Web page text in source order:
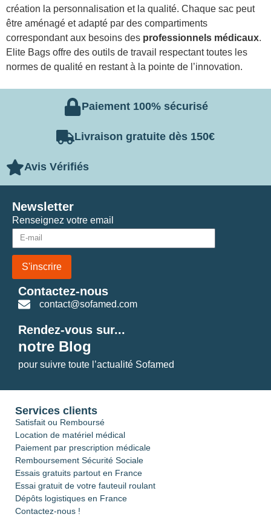
création la personnalisation et la qualité. Chaque sac peut
être aménagé et adapté par des compartiments
correspondant aux besoins des professionnels médicaux.
Elite Bags offre des outils de travail respectant toutes les
normes de qualité en restant à la pointe de l’innovation.
Paiement 100% sécurisé
Livraison gratuite dès 150€
Avis Vérifiés
Renseignez votre email
S'inscrire
Newsletter
Contactez-nous
contact@sofamed.com
Rendez-vous sur...
notre Blog
pour suivre toute l’actualité Sofamed
Services clients
Satisfait ou Remboursé
Location de matériel médical
Paiement par prescription médicale
Remboursement Sécurité Sociale
Essais gratuits partout en France
Essai gratuit de votre fauteuil roulant
Dépôts logistiques en France
Contactez-nous !